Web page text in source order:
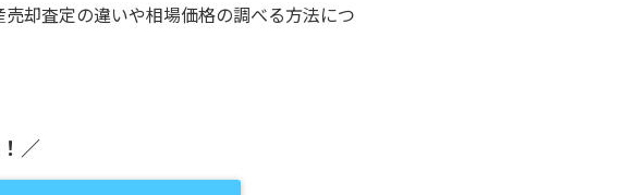
却査定の違いや相場価格の調べる方法につ
／